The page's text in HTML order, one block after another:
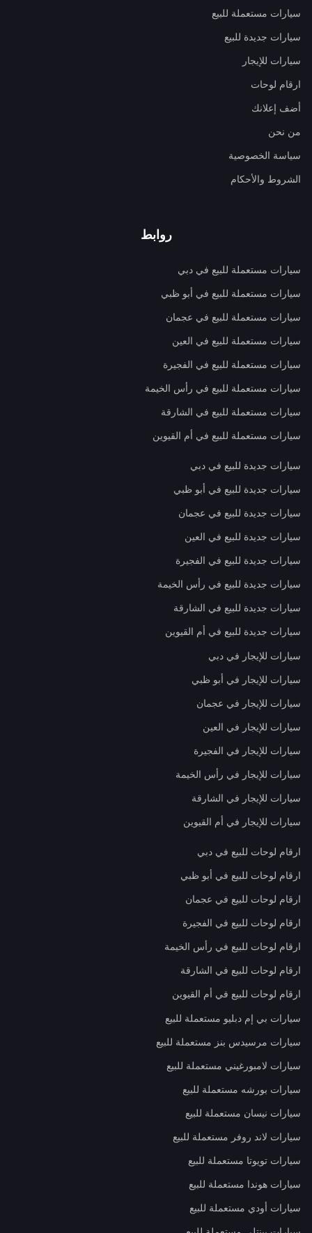
سيارات مستعملة للبيع
سيارات جديدة للبيع
سيارات للإيجار
ارقام لوحات
أضف إعلانك
من نحن
سياسة الخصوصية
الشروط والأحكام
روابط
سيارات مستعملة للبيع في دبي
سيارات مستعملة للبيع في أبو ظبي
سيارات مستعملة للبيع في عجمان
سيارات مستعملة للبيع في العين
سيارات مستعملة للبيع في الفجيرة
سيارات مستعملة للبيع في رأس الخيمة
سيارات مستعملة للبيع في الشارقة
سيارات مستعملة للبيع في أم القيوين
سيارات جديدة للبيع في دبي
سيارات جديدة للبيع في أبو ظبي
سيارات جديدة للبيع في عجمان
سيارات جديدة للبيع في العين
سيارات جديدة للبيع في الفجيرة
سيارات جديدة للبيع في رأس الخيمة
سيارات جديدة للبيع في الشارقة
سيارات جديدة للبيع في أم القيوين
سيارات للإيجار في دبي
سيارات للإيجار في أبو ظبي
سيارات للإيجار في عجمان
سيارات للإيجار في العين
سيارات للإيجار في الفجيرة
سيارات للإيجار في رأس الخيمة
سيارات للإيجار في الشارقة
سيارات للإيجار في أم القيوين
ارقام لوحات للبيع في دبي
ارقام لوحات للبيع في أبو ظبي
ارقام لوحات للبيع في عجمان
ارقام لوحات للبيع في الفجيرة
ارقام لوحات للبيع في رأس الخيمة
ارقام لوحات للبيع في الشارقة
ارقام لوحات للبيع في أم القيوين
سيارات بي إم دبليو مستعملة للبيع
سيارات مرسيدس بنز مستعملة للبيع
سيارات لامبورغيني مستعملة للبيع
سيارات بورشه مستعملة للبيع
سيارات نيسان مستعملة للبيع
سيارات لاند روفر مستعملة للبيع
سيارات تويوتا مستعملة للبيع
سيارات هوندا مستعملة للبيع
سيارات أودي مستعملة للبيع